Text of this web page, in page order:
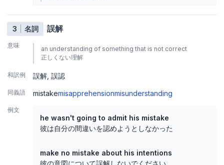
3 名詞 誤解
意味
an understanding of something that is not correct
正しくない理解
和訳例 誤解 誤認
同義語 mistakemisapprehensionmisunderstanding
例文
he wasn't going to admit his mistake
彼は自分の間違いを認めようとしなかった
make no mistake about his intentions